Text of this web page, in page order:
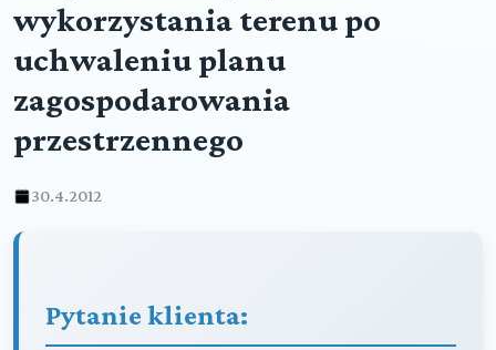
wykorzystania terenu po
uchwaleniu planu
zagospodarowania
przestrzennego
30.4.2012
Pytanie klienta: